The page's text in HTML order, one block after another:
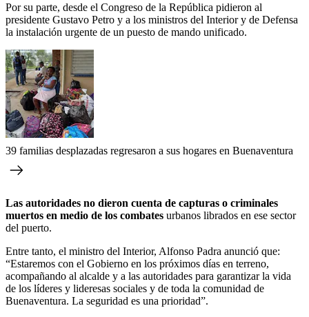
Por su parte, desde el Congreso de la República pidieron al
presidente Gustavo Petro y a los ministros del Interior y de Defensa
la instalación urgente de un puesto de mando unificado.
39 familias desplazadas regresaron a sus hogares en Buenaventura
Las autoridades no dieron cuenta de capturas o criminales
muertos en medio de los combates urbanos librados en ese sector
del puerto.
Entre tanto, el ministro del Interior, Alfonso Padra anunció que:
“Estaremos con el Gobierno en los próximos días en terreno,
acompañando al alcalde y a las autoridades para garantizar la vida
de los líderes y lideresas sociales y de toda la comunidad de
Buenaventura. La seguridad es una prioridad”.